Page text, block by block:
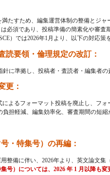
たすため、編集運営体制の整備とジャ
必須であり、投稿準備の簡素化や審
）では2026年1月より、以下の対応策
要領・倫理規定の改訂：
針に準拠し、投稿者・査読者・編集者の
更：
によるフォーマット投稿を廃止し、フ
負担軽減、編集効率化、審査期間の短縮
・特集号）の再編：
整備に伴い、2026年より、英文論文集
号）については、2026 年 1 月以降も変